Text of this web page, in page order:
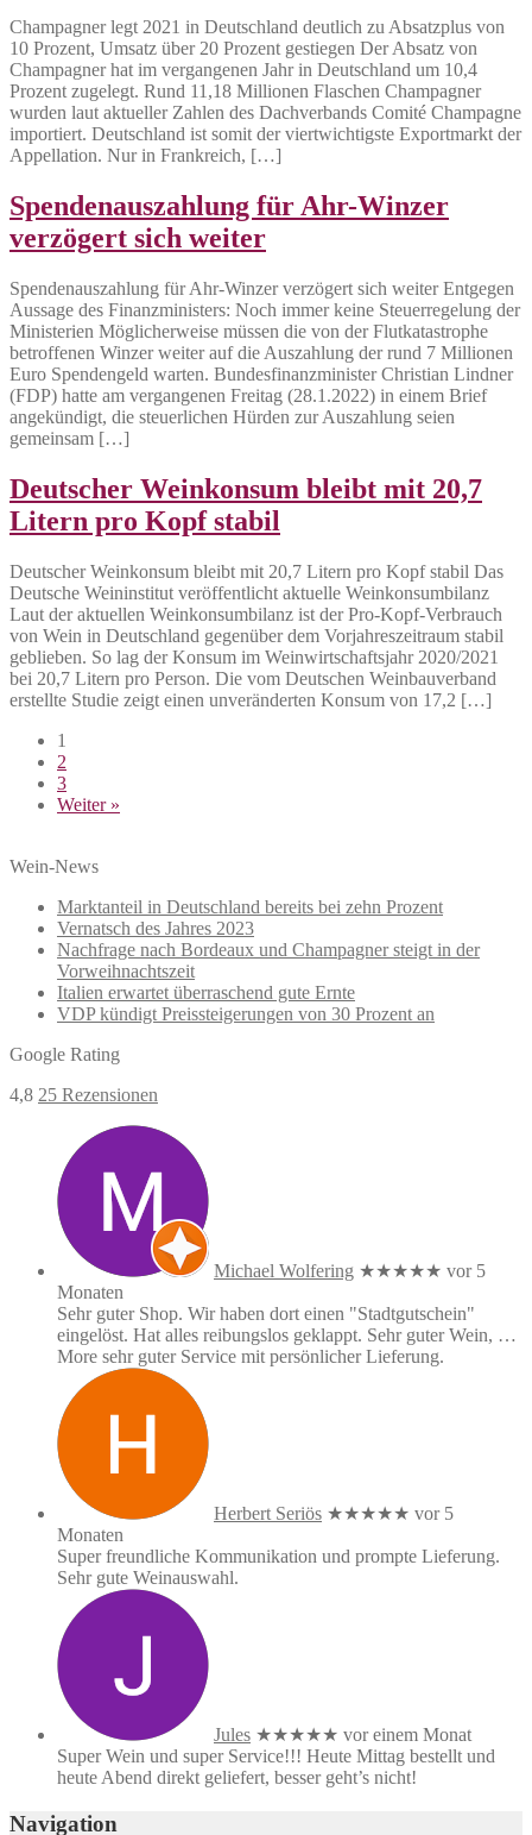
Champagner legt 2021 in Deutschland deutlich zu Absatzplus von
10 Prozent, Umsatz über 20 Prozent gestiegen Der Absatz von
Champagner hat im vergangenen Jahr in Deutschland um 10,4
Prozent zugelegt. Rund 11,18 Millionen Flaschen Champagner
wurden laut aktueller Zahlen des Dachverbands Comité Champagne
importiert. Deutschland ist somit der viertwichtigste Exportmarkt der
Appellation. Nur in Frankreich, […]
Spendenauszahlung für Ahr-Winzer
verzögert sich weiter
Spendenauszahlung für Ahr-Winzer verzögert sich weiter Entgegen
Aussage des Finanzministers: Noch immer keine Steuerregelung der
Ministerien Möglicherweise müssen die von der Flutkatastrophe
betroffenen Winzer weiter auf die Auszahlung der rund 7 Millionen
Euro Spendengeld warten. Bundesfinanzminister Christian Lindner
(FDP) hatte am vergangenen Freitag (28.1.2022) in einem Brief
angekündigt, die steuerlichen Hürden zur Auszahlung seien
gemeinsam […]
Deutscher Weinkonsum bleibt mit 20,7
Litern pro Kopf stabil
Deutscher Weinkonsum bleibt mit 20,7 Litern pro Kopf stabil Das
Deutsche Weininstitut veröffentlicht aktuelle Weinkonsumbilanz
Laut der aktuellen Weinkonsumbilanz ist der Pro-Kopf-Verbrauch
von Wein in Deutschland gegenüber dem Vorjahreszeitraum stabil
geblieben. So lag der Konsum im Weinwirtschaftsjahr 2020/2021
bei 20,7 Litern pro Person. Die vom Deutschen Weinbauverband
erstellte Studie zeigt einen unveränderten Konsum von 17,2 […]
1
2
3
Weiter »
Wein-News
Marktanteil in Deutschland bereits bei zehn Prozent
Vernatsch des Jahres 2023
Nachfrage nach Bordeaux und Champagner steigt in der
Vorweihnachtszeit
Italien erwartet überraschend gute Ernte
VDP kündigt Preissteigerungen von 30 Prozent an
Google Rating
4,8 25 Rezensionen
Michael Wolfering ★★★★★ vor 5
Monaten
Sehr guter Shop. Wir haben dort einen "Stadtgutschein"
eingelöst. Hat alles reibungslos geklappt. Sehr guter Wein, …
More sehr guter Service mit persönlicher Lieferung.
Herbert Seriös ★★★★★ vor 5
Monaten
Super freundliche Kommunikation und prompte Lieferung.
Sehr gute Weinauswahl.
Jules ★★★★★ vor einem Monat
Super Wein und super Service!!! Heute Mittag bestellt und
heute Abend direkt geliefert, besser geht’s nicht!
Navigation